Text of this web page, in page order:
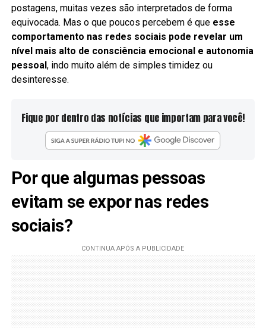
postagens, muitas vezes são interpretados de forma
equivocada. Mas o que poucos percebem é que esse
comportamento nas redes sociais pode revelar um
nível mais alto de consciência emocional e autonomia
pessoal, indo muito além de simples timidez ou
desinteresse.
Fique por dentro das notícias que importam para você!
Por que algumas pessoas
evitam se expor nas redes
sociais?